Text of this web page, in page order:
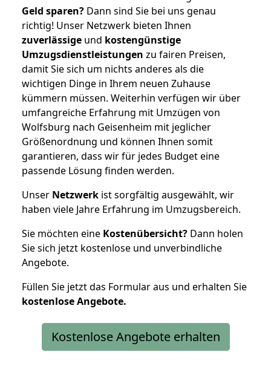
Geld sparen? Dann sind Sie bei uns genau
richtig! Unser Netzwerk bieten Ihnen
zuverlässige und kostengünstige
Umzugsdienstleistungen zu fairen Preisen,
damit Sie sich um nichts anderes als die
wichtigen Dinge in Ihrem neuen Zuhause
kümmern müssen. Weiterhin verfügen wir über
umfangreiche Erfahrung mit Umzügen von
Wolfsburg nach Geisenheim mit jeglicher
Größenordnung und können Ihnen somit
garantieren, dass wir für jedes Budget eine
passende Lösung finden werden.
Unser Netzwerk ist sorgfältig ausgewählt, wir
haben viele Jahre Erfahrung im Umzugsbereich.
Sie möchten eine Kostenübersicht? Dann holen
Sie sich jetzt kostenlose und unverbindliche
Angebote.
Füllen Sie jetzt das Formular aus und erhalten Sie
kostenloseAngebote.
Kostenlose Angebote erhalten